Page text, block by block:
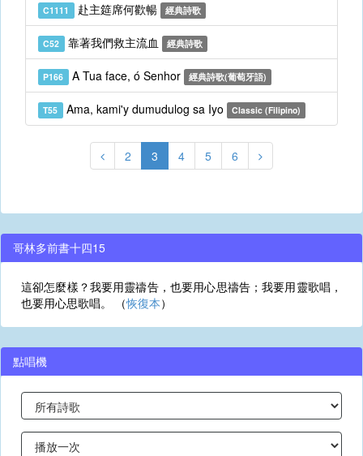
C1111 赴主筵席何歡暢 經典詩歌
C52 靠著我們救主流血 經典詩歌
P166 A Tua face, ó Senhor 經典詩歌(葡萄牙語)
T55 Ama, kami'y dumudulog sa Iyo Classic (Filipino)
2 3 4 5 6
哥林多前書十四15
這卻怎麼樣？我要用靈禱告，也要用心思禱告；我要用靈歌唱，
也要用心思歌唱。 （恢復本）
點唱機